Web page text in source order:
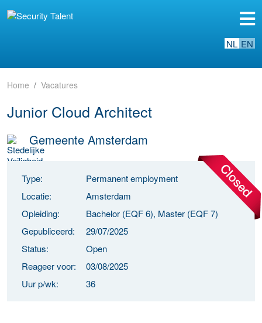
NL EN
Home Vacatures
Junior Cloud Architect
Gemeente Amsterdam
Type:
Permanent employment
Locatie:
Amsterdam
Opleiding:
Bachelor (EQF 6), Master (EQF 7)
Gepubliceerd:
29/07/2025
Status:
Open
Reageer voor:
03/08/2025
Uur p/wk:
36